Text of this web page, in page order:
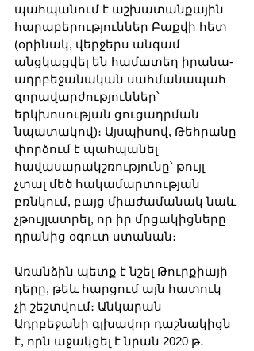
պահպանում է աշխատանքային
հարաբերություններ Բաքվի հետ
(օրինակ, վերջերս անգամ
անցկացվել են համատեղ իրանա-
ադրբեջանական սահմանապահ
զորավարժություններ՝
երկխոսության ցուցադրման
նպատակով)։ Այսպիսով, Թեհրանը
փորձում է պահպանել
հավասարակշռությունը՝ թույլ
չտալ մեծ հակամարտության
բռնկում, բայց միաժամանակ նաև
չթույլատրել, որ իր մրցակիցները
դրանից օգուտ ստանան։
Առանձին պետք է նշել Թուրքիայի
դերը, թեև հարցում այն հատուկ
չի շեշտվում։ Անկարան
Ադրբեջանի գլխավոր դաշնակիցն
է, որն աջակցել է նրան 2020 թ․